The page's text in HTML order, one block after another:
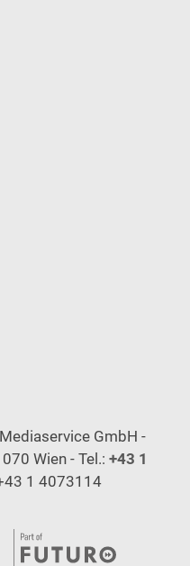
GmbH -
Wien - Tel.: +43 1
1 4073114